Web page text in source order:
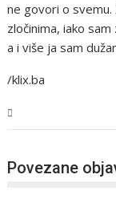
ne govori o svemu.
zločinima, iako
a i više ja sam
/klix.ba
Povezane